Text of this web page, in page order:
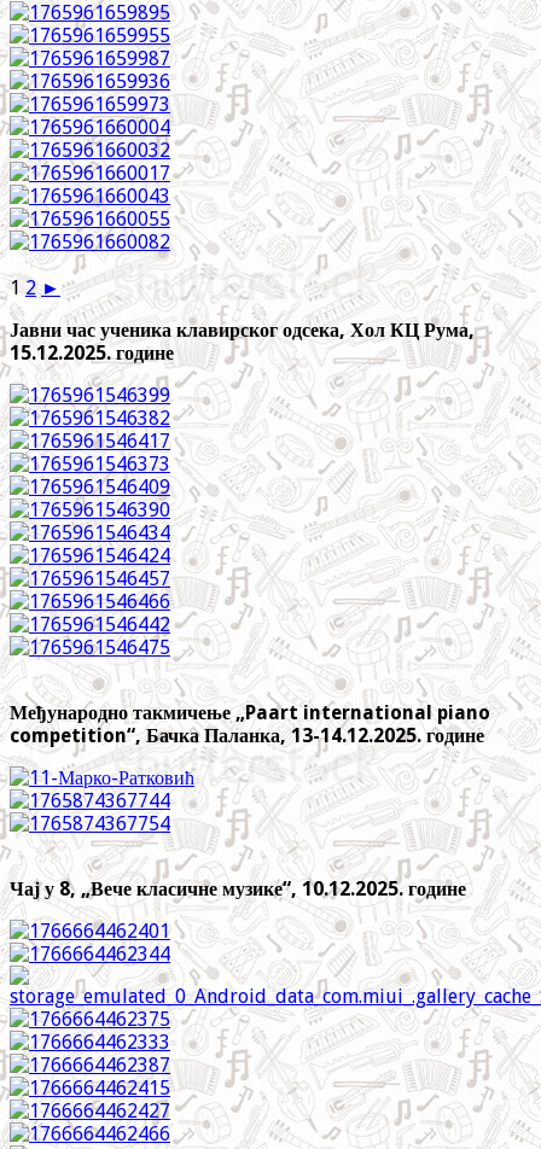
1 2 ►
Јавни час ученика клавирског одсека, Хол КЦ Рума,
15.12.2025. године
Међународно такмичење „Paart international piano
competition“, Бачка Паланка, 13-14.12.2025. године
Чај у 8, „Вече класичне музике“, 10.12.2025. године